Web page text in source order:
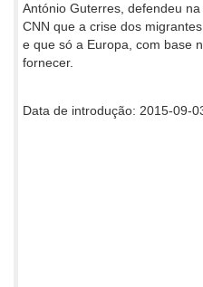
António Guterres, defendeu
CNN que a crise dos
e que só a Europa, com base
fornecer.
Data de introdução: 2015-09-